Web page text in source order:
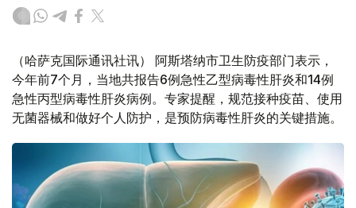
（哈萨克国际通讯社讯） 阿斯塔纳市卫生防疫部门表示，
今年前7个月，当地共报告6例急性乙型病毒性肝炎和14例
急性丙型病毒性肝炎病例。专家提醒，规范接种疫苗、使用
无菌器械和做好个人防护，是预防病毒性肝炎的关键措施。